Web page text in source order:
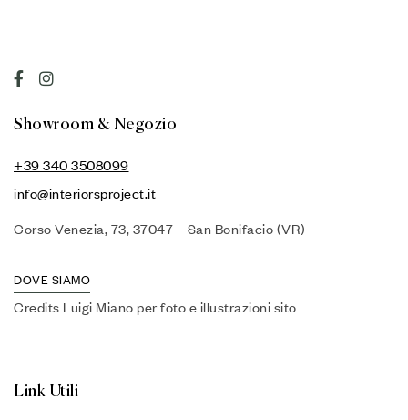
Showroom & Negozio
+39 340 3508099
info@interiorsproject.it
Corso Venezia, 73, 37047 – San Bonifacio (VR)
DOVE SIAMO
Credits Luigi Miano per foto e illustrazioni sito
Link Utili